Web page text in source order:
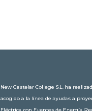
New Castelar College S.L. ha
acogido a la línea de ayudas a